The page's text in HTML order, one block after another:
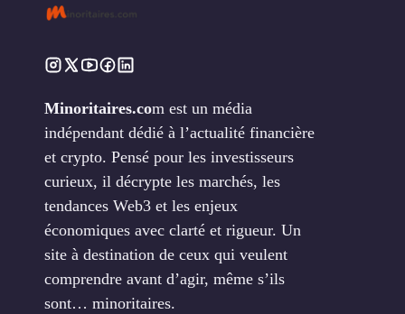
Minoritaires.com est un média
indépendant dédié à l’actualité financière
et crypto. Pensé pour les investisseurs
curieux, il décrypte les marchés, les
tendances Web3 et les enjeux
économiques avec clarté et rigueur. Un
site à destination de ceux qui veulent
comprendre avant d’agir, même s’ils
sont… minoritaires.